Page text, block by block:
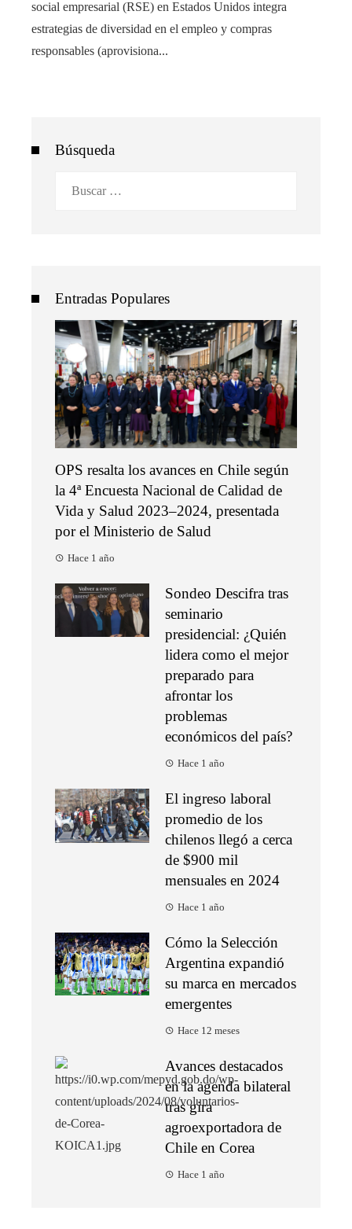
social empresarial (RSE) en Estados Unidos integra
estrategias de diversidad en el empleo y compras
responsables (aprovisiona...
Búsqueda
Entradas Populares
OPS resalta los avances en Chile según
la 4ª Encuesta Nacional de Calidad de
Vida y Salud 2023–2024, presentada
por el Ministerio de Salud
Hace 1 año
Sondeo Descifra tras
seminario
presidencial: ¿Quién
lidera como el mejor
preparado para
afrontar los
problemas
económicos del país?
Hace 1 año
El ingreso laboral
promedio de los
chilenos llegó a cerca
de $900 mil
mensuales en 2024
Hace 1 año
Cómo la Selección
Argentina expandió
su marca en mercados
emergentes
Hace 12 meses
Avances destacados
en la agenda bilateral
tras gira
agroexportadora de
Chile en Corea
Hace 1 año